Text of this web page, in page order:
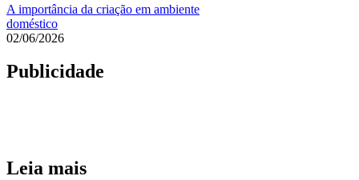
A importância da criação em ambiente
doméstico
02/06/2026
Publicidade
Leia mais